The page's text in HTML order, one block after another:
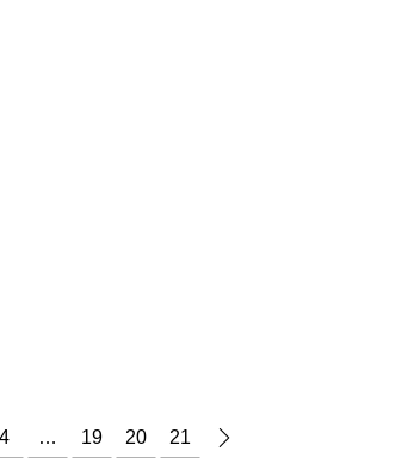
4 … 19 20 21